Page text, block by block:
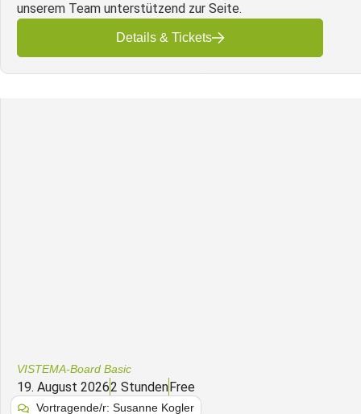
unserem Team unterstützend zur Seite.
Details & Tickets
VISTEMA-Board Basic
19. August 20262 Stunden Free
Vortragende/r: Susanne Kogler